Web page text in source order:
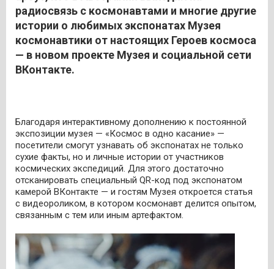
радиосвязь с космонавтами и многие другие
истории о любимых экспонатах Музея
космонавтики от настоящих Героев космоса
— в новом проекте Музея и социальной сети
ВКонтакте.
Благодаря интерактивному дополнению к постоянной
экспозиции музея — «Космос в одно касание» —
посетители смогут узнавать об экспонатах не только
сухие факты, но и личные истории от участников
космических экспедиций. Для этого достаточно
отсканировать специальный QR-код под экспонатом
камерой ВКонтакте — и гостям Музея откроется статья
с видеороликом, в котором космонавт делится опытом,
связанным с тем или иным артефактом.